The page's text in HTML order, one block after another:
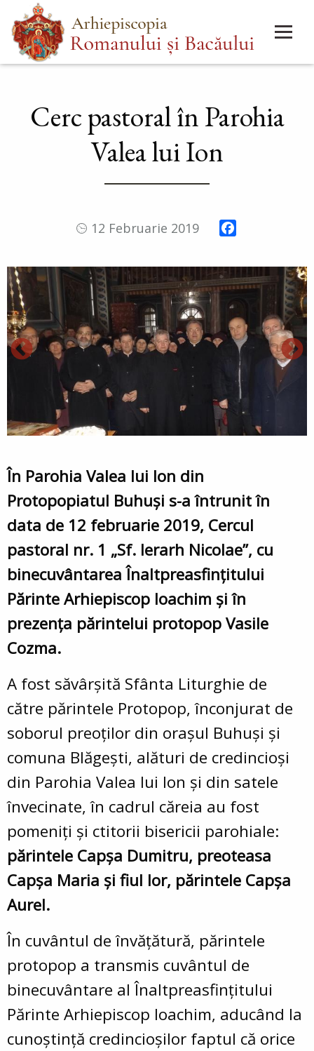
Mergi
la
conţinutul
Main
menu
Cerc pastoral în Parohia
Valea lui Ion
12 Februarie 2019
În Parohia Valea lui Ion din
Protopopiatul Buhuși s-a întrunit în
data de 12 februarie 2019, Cercul
pastoral nr. 1 „Sf. Ierarh Nicolae”, cu
binecuvântarea Înaltpreasfințitului
Părinte Arhiepiscop Ioachim și în
prezența părintelui protopop Vasile
Cozma.
A fost săvârșită Sfânta Liturghie de
către părintele Protopop, înconjurat de
soborul preoților din orașul Buhuși și
comuna Blăgești, alături de credincioși
din Parohia Valea lui Ion și din satele
învecinate, în cadrul căreia au fost
pomeniți și ctitorii bisericii parohiale:
părintele Capșa Dumitru, preoteasa
Capșa Maria și fiul lor, părintele Capșa
Aurel.
În cuvântul de învățătură, părintele
protopop a transmis cuvântul de
binecuvântare al Înaltpreasfințitului
Părinte Arhiepiscop Ioachim, aducând la
cunoștință credincioșilor faptul că orice